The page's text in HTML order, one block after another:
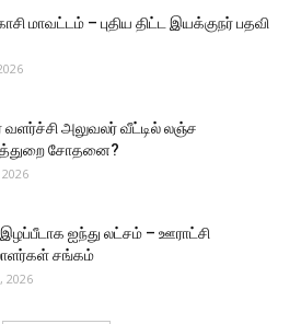
மாவட்டம் – புதிய திட்ட இயக்குநர் பதவி
வளர்ச்சி அலுவலர் வீட்டில் லஞ்ச
சோதனை?
இழப்பீடாக ஐந்து லட்சம் – ஊராட்சி
சங்கம்
2026